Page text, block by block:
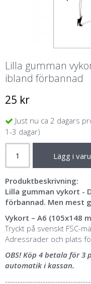
Lilla gumman
ibland förbannad
25 kr
Just nu ca 2 dagars
1-3 dagar)
Lägg i
Produktbeskrivning:
Lilla gumman vykort -
förbannad. Men mest
Vykort – A6 (105x148
Tryckt på svenskt FSC-
Adressrader och plats
OBS! Köp 4 betala för
automatik i kassan.